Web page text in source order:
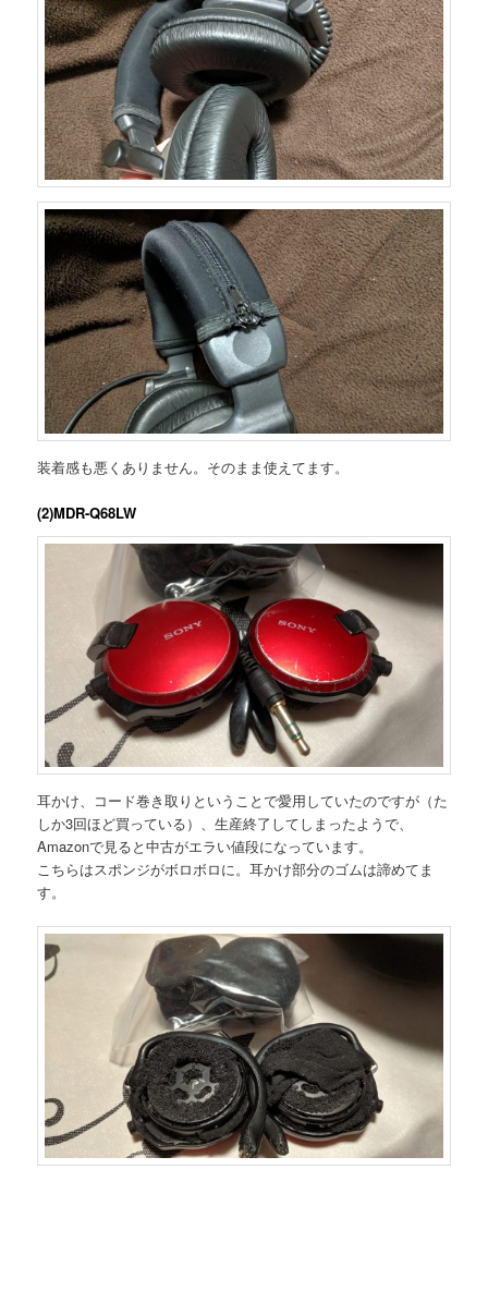
装着感も悪くありません。そのまま使えてます。
(2)MDR-Q68LW
耳かけ、コード巻き取りということで愛用していたのですが（た
しか3回ほど買っている）、生産終了してしまったようで、
Amazonで見ると中古がエラい値段になっています。
こちらはスポンジがボロボロに。耳かけ部分のゴムは諦めてま
す。